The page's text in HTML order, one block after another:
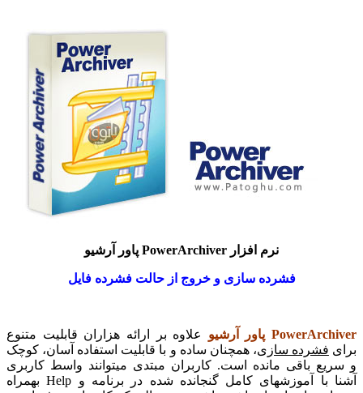
نرم افزار PowerArchiver پاور آرشیو
فشرده سازی و خروج از حالت فشرده فایل
PowerArchiver پاور آرشیو
علاوه بر ارائه هزاران قابلیت متنوع
برای فشرده ساز ی، همچنان ساده و با قابلیت استفاده آسان، کوچک
و سریع باقی مانده است. کاربران مبتدی میتوانند واسط کاربری
آشنا با آموزشهای کامل گنجانده شده در برنامه و Help بهمراه